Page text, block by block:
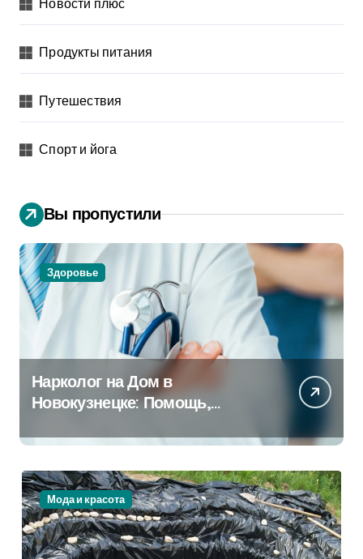
Продукты питания
Путешествия
Спорт и йога
Вы пропустили
Здоровье
Нарколог на Дом в
Новокузнецке: Помощь,
Мода и красота